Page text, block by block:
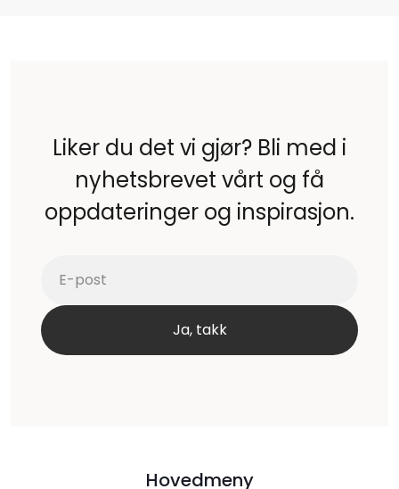
Liker du det vi gjør? Bli med i
nyhetsbrevet vårt og få
oppdateringer og inspirasjon.
Hovedmeny